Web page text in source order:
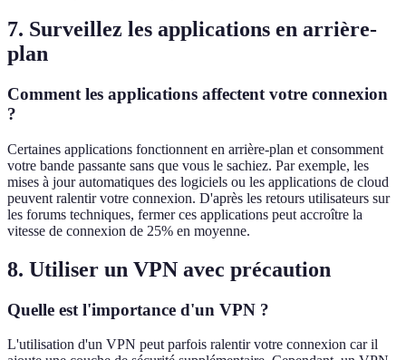
7. Surveillez les applications en arrière-
plan
Comment les applications affectent votre connexion
?
Certaines applications fonctionnent en arrière-plan et consomment
votre bande passante sans que vous le sachiez. Par exemple, les
mises à jour automatiques des logiciels ou les applications de cloud
peuvent ralentir votre connexion. D'après les retours utilisateurs sur
les forums techniques, fermer ces applications peut accroître la
vitesse de connexion de 25% en moyenne.
8. Utiliser un VPN avec précaution
Quelle est l'importance d'un VPN ?
L'utilisation d'un VPN peut parfois ralentir votre connexion car il